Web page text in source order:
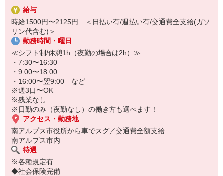
・医療器具の消毒
・患者さんの生活介助
など
◇完全未経験でも安心◇
・充実した研修制度あり♪優しい先輩が丁寧に教えてくれます。
・サポート業務が中心なので、難しいことは特にありません！無資
格・未経験でもすぐに活躍できます♪
シフトの融通も利くのでプライベートを重視したい人にもおススメ
です！
ご応募お待ちしております♪
給与
時給1500円〜2125円 ＜日払い有/週払い有/交通費全支給(ガソ
リン代含む)＞
勤務時間・曜日
≪シフト制/休憩1h（夜勤の場合は2h）≫
・7:30〜16:30
・9:00〜18:00
・16:00〜翌9:00 など
※週3日〜OK
※残業なし
※日勤のみ（夜勤なし）の働き方も選べます！
アクセス・勤務地
南アルプス市役所から車でスグ／交通費全額支給
南アルプス市内
待遇
※各種規定有
◆社会保険完備